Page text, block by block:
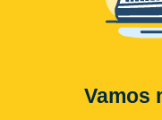
Vamos